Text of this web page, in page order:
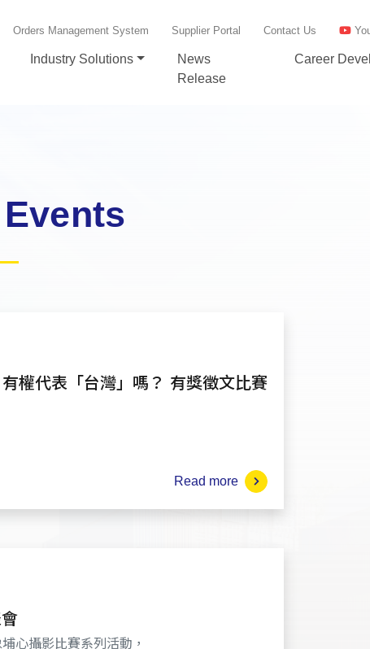
Orders Management System Supplier Portal Contact Us
Industry Solutions
News
Release
Career
權代表「台灣」嗎？ 有獎徵文比賽
Read more
心攝影比賽系列活動，